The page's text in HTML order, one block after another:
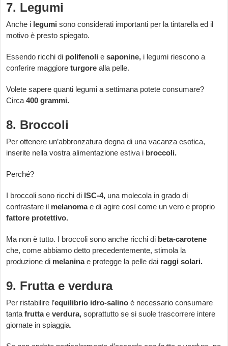
7. Legumi
Anche i legumi sono considerati importanti per la tintarella ed il
motivo è presto spiegato.
Essendo ricchi di polifenoli esaponine, i legumi riescono a
conferire maggioreturgore alla pelle.
Volete sapere quanti legumi a settimana potete consumare?
Circa 400 grammi.
8. Broccoli
Per ottenere un’abbronzatura degna di una vacanza esotica,
inserite nella vostra alimentazione estiva i broccoli.
Perché?
I broccoli sono ricchi di ISC-4, una molecola in grado di
contrastare il melanomae di agire così come un vero e proprio
fattore protettivo.
Ma non è tutto. I broccoli sono anche ricchi di beta-carotene
che, come abbiamo detto precedentemente, stimola la
produzione di melaninae protegge la pelle dai raggi solari.
9. Frutta e verdura
Per ristabilire l’equilibrio idro-salino è necessario consumare
tantafruttaeverdura, soprattutto se si suole trascorrere intere
giornate in spiaggia.